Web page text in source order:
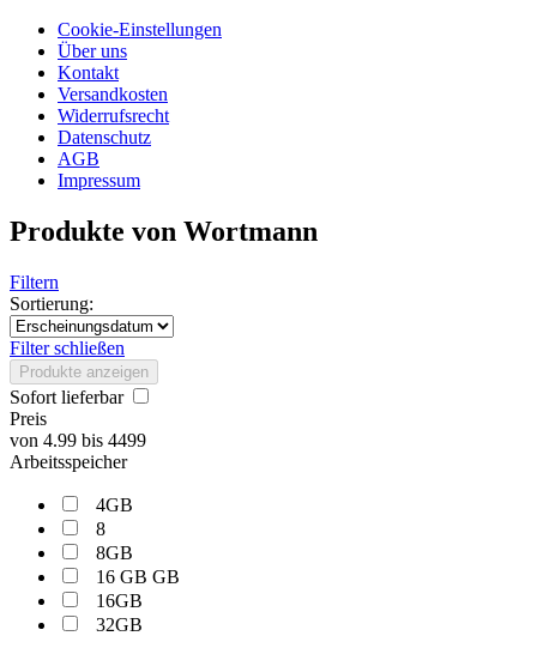
Cookie-Einstellungen
Über uns
Kontakt
Versandkosten
Widerrufsrecht
Datenschutz
AGB
Impressum
Produkte von Wortmann
Filtern
Sortierung:
Filter schließen
Produkte anzeigen
Sofort lieferbar
Preis
von 4.99 bis 4499
Arbeitsspeicher
4GB
8
8GB
16 GB GB
16GB
32GB